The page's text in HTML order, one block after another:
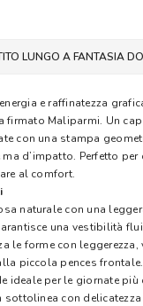
LUNGO A FANTASIA
e raffinatezza
firmato Maliparmi. Un
con una stampa
d’impatto. Perfetto per
al comfort.
naturale con una
una vestibilità
le forme con
piccola pences
ideale per le giornate più
sottolinea con